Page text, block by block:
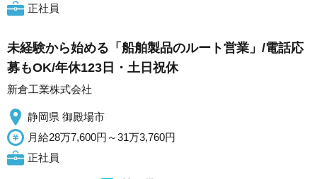
正社員
未経験から始める「船舶製品のルート営業」/電話応
募もOK/年休123日・土日祝休
新倉工業株式会社
静岡県 御殿場市
月給28万7,600円～31万3,760円
正社員